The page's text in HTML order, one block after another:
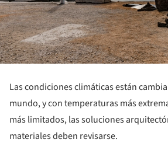
Las condiciones climáticas están
mundo, y con temperaturas más
más limitados, las soluciones
materiales deben revisarse.